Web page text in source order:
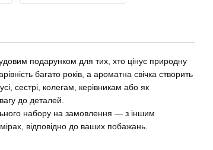
подарунком для тих, хто цінує природну
багато років, а ароматна свічка створить
сестрі, колегам, керівникам або як
до деталей.
набору на замовлення — з іншим
відповідно до ваших побажань.